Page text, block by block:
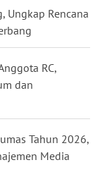
Ungkap Rencana
RC,
dan
Tahun 2026,
Media